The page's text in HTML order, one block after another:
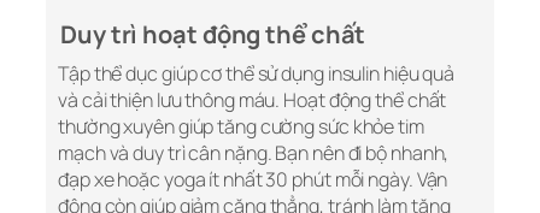
Duy trì hoạt động thể chất
Tập thể dục giúp cơ thể sử dụng insulin hiệu quả
và cải thiện lưu thông máu. Hoạt động thể chất
thường xuyên giúp tăng cường sức khỏe tim
mạch và duy trì cân nặng. Bạn nên đi bộ nhanh,
đạp xe hoặc yoga ít nhất 30 phút mỗi ngày. Vận
động còn giúp giảm căng thẳng, tránh làm tăng